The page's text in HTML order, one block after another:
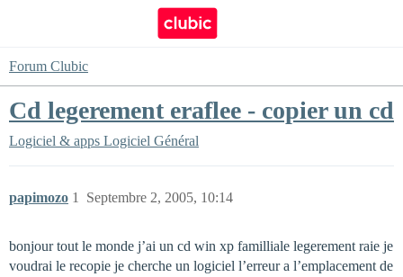
Forum Clubic
Cd legerement eraflee - copier un cd
Logiciel & apps Logiciel Général
papimozo Septembre 2, 2005, 10:14
1
bonjour tout le monde j’ai un cd win xp familliale legerement raie je
voudrai le recopie je cherche un logiciel l’erreur a l’emplacement de